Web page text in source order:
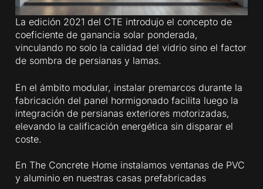
La edición 2021 del CTE introdujo el concepto de
coeficiente de ganancia solar ponderada,
vinculando no solo la calidad del vidrio sino el factor
de sombra de persianas y lamas.
En el ámbito modular, instalar premarcos durante la
fabricación del panel hormigonado facilita luego la
integración de persianas exteriores motorizadas,
elevando la calificación energética sin disparar el
coste.
En The Concrete Home instalamos ventanas de PVC
y aluminio en nuestras casas prefabricadas